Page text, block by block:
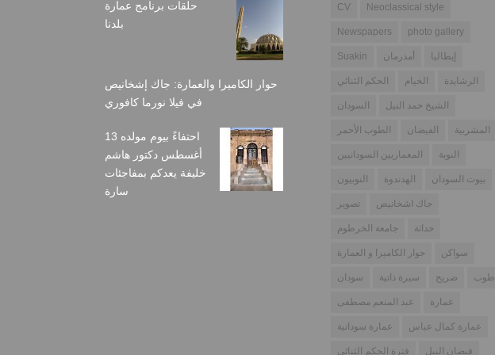
حلقات برنامج عمارة
بلدنا
حوار الكاميرا والعمارة: جاك إشخانيص
في فيلا نورما كافوري
احتفاءً بيوم مولده 13
أغسطس دكتور هاشم
خليفة يعدكم بمفاجئات
سارة
CV Neoclassical style
Newspapers photo gallery
Suakin أمدرمان إيطاليا
الحكم الثنائي الخيام الرشايدة
السودان الشيخ حمد النيل
الطوب الأحمر الفيضان المشربية
المعماريين السودانيين النوبة
النوبيون الهدندوة بيوت السودان
تصوير جاك اشخانيص
جامعة الخرطوم حداثة
حوار الكاميرا و العمارة سواكن
سودان سيرة ذاتية ضريح طوب
عبد المنعم مصطفى عمارة
عمارة سودانية عمارة كمال عباس
فترة الحكم الثنائي فيضان النيل